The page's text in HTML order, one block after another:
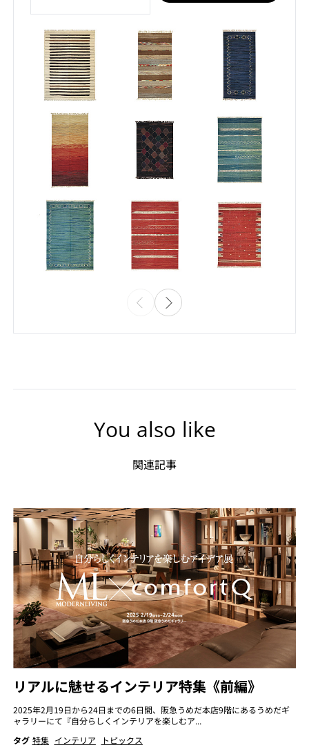
You also like
関連記事
リアルに魅せるインテリア特集《前編》
2025年2月19日から24日までの6日間、阪急うめだ本店9階にあるうめだギ
ャラリーにて『自分らしくインテリアを楽しむア...
タグ 特集 インテリア
トピックス